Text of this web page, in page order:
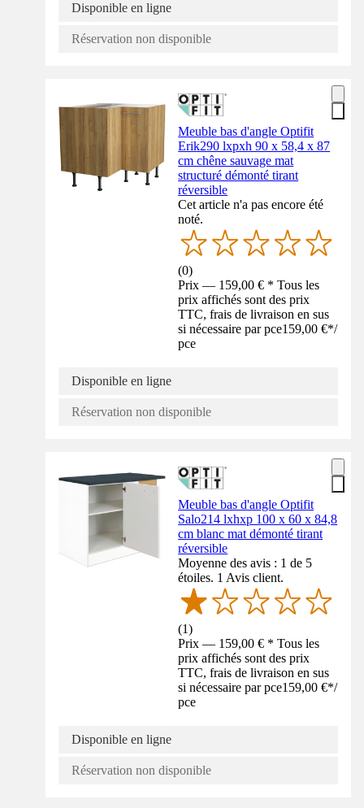
Disponible en ligne
Réservation non disponible
Meuble bas d'angle Optifit
Erik290 lxpxh 90 x 58,4 x 87
cm chêne sauvage mat
structuré démonté tirant
réversible
Cet article n'a pas encore été
noté.
(0)
Prix — 159,00 € * Tous les
prix affichés sont des prix
TTC, frais de livraison en sus
si nécessaire par pce159,00 €*/
pce
Disponible en ligne
Réservation non disponible
Meuble bas d'angle Optifit
Salo214 lxhxp 100 x 60 x 84,8
cm blanc mat démonté tirant
réversible
Moyenne des avis : 1 de 5
étoiles. 1 Avis client.
(1)
Prix — 159,00 € * Tous les
prix affichés sont des prix
TTC, frais de livraison en sus
si nécessaire par pce159,00 €*/
pce
Disponible en ligne
Réservation non disponible